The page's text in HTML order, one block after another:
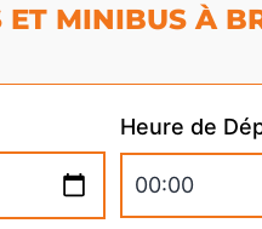
MINIBUS À
Heure de